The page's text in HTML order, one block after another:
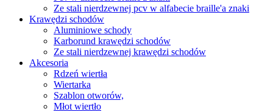
Ze stali nierdzewnej pcv w alfabecie braille'a znaki
Krawędzi schodów
Aluminiowe schody
Karborund krawędzi schodów
Ze stali nierdzewnej krawędzi schodów
Akcesoria
Rdzeń wiertła
Wiertarka
Szablon otworów,
Młot wiertło